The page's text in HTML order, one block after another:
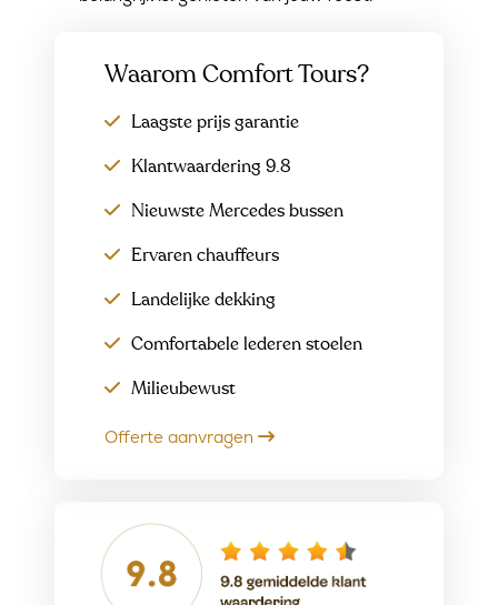
Waarom Comfort Tours?
Laagste prijs garantie
Klantwaardering 9.8
Nieuwste Mercedes bussen
Ervaren chauffeurs
Landelijke dekking
Comfortabele lederen stoelen
Milieubewust
Offerte aanvragen